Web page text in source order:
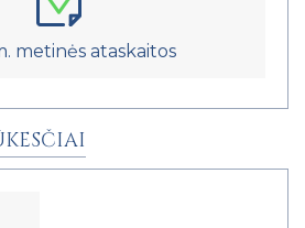
metinės ataskaitos